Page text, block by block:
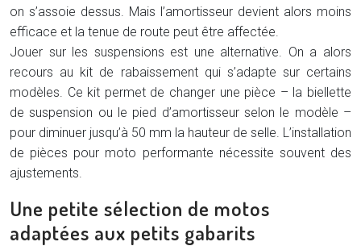
on s’assoie dessus. Mais l’amortisseur devient alors moins
efficace et la tenue de route peut être affectée.
Jouer sur les suspensions est une alternative. On a alors
recours au kit de rabaissement qui s’adapte sur certains
modèles. Ce kit permet de changer une pièce – la biellette
de suspension ou le pied d’amortisseur selon le modèle –
pour diminuer jusqu’à 50 mm la hauteur de selle. L’installation
de pièces pour moto performante nécessite souvent des
ajustements.
Une petite sélection de motos
adaptées aux petits gabarits